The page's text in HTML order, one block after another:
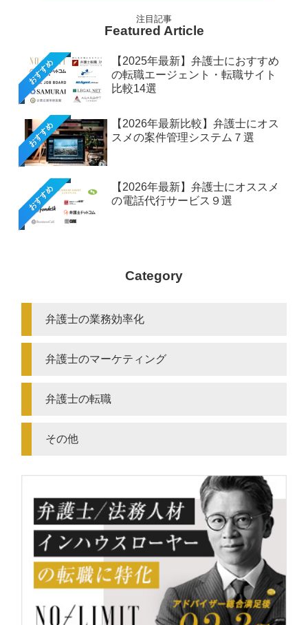
Featured Article
おすすめ
【2025年最新】弁護士におすすめ
の転職エージェント・転職サイト
比較14選
おすすめ
【2026年最新比較】弁護士にオス
スメの案件管理システム７選
おすすめ
【2026年最新】弁護士にオススメ
の電話代行サービス９選
Category
弁護士の業務効率化
弁護士のマーケティング
弁護士の転職
その他